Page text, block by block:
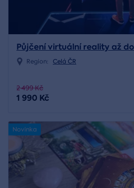
Půjčení virtuální reality až
Region: Celá ČR
2 499 Kč
1 990 Kč
Novinka